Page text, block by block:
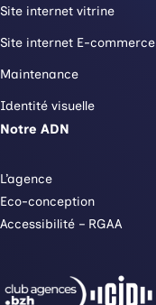
Site internet vitrine
Site internet E-commerce
Maintenance
Identité visuelle
Notre ADN
L’agence
Eco-conception
Accessibilité – RGAA